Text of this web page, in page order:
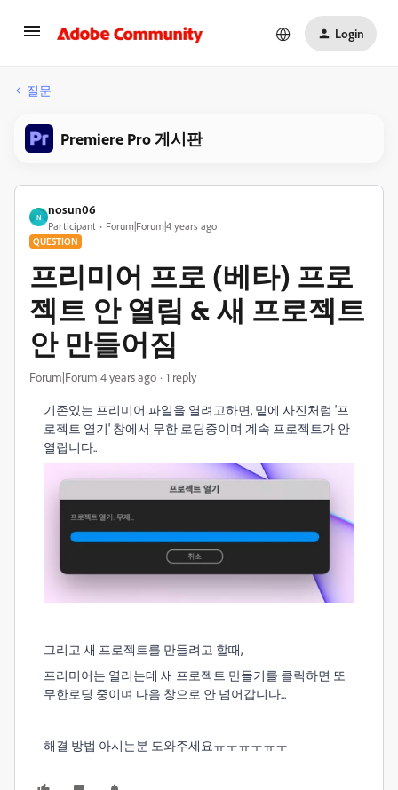
Login
질문
Premiere Pro 게시판
N
nosun06
Participant Forum|Forum|4 years ago
QUESTION
프리미어 프로 (베타) 프로
젝트 안 열림 & 새 프로젝트
안 만들어짐
Forum|Forum|4 years ago 1 reply
기존있는 프리미어 파일을 열려고하면, 밑에 사진처럼 '프
로젝트 열기' 창에서 무한 로딩중이며 계속 프로젝트가 안
열립니다..
그리고 새 프로젝트를 만들려고 할때,
프리미어는 열리는데 새 프로젝트 만들기를 클릭하면 또
무한로딩 중이며 다음 창으로 안 넘어갑니다...
해결 방법 아시는분 도와주세요ㅠㅜㅠㅜㅠㅜ